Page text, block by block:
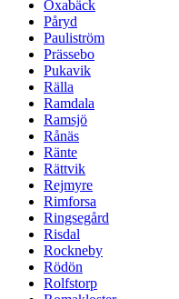
Öxabäck
Påryd
Pauliström
Prässebo
Pukavik
Rälla
Ramdala
Ramsjö
Rånäs
Ränte
Rättvik
Rejmyre
Rimforsa
Ringsegård
Risdal
Rockneby
Rödön
Rolfstorp